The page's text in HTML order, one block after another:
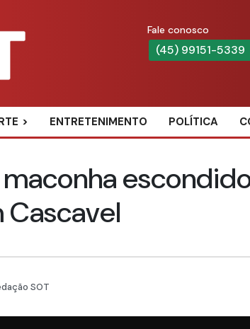
Fale conosco
(45) 99151-5339
ENTRETENIMENTO POLÍTICA
SOT